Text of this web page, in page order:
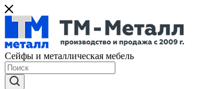
Сейфы и металлическая мебель